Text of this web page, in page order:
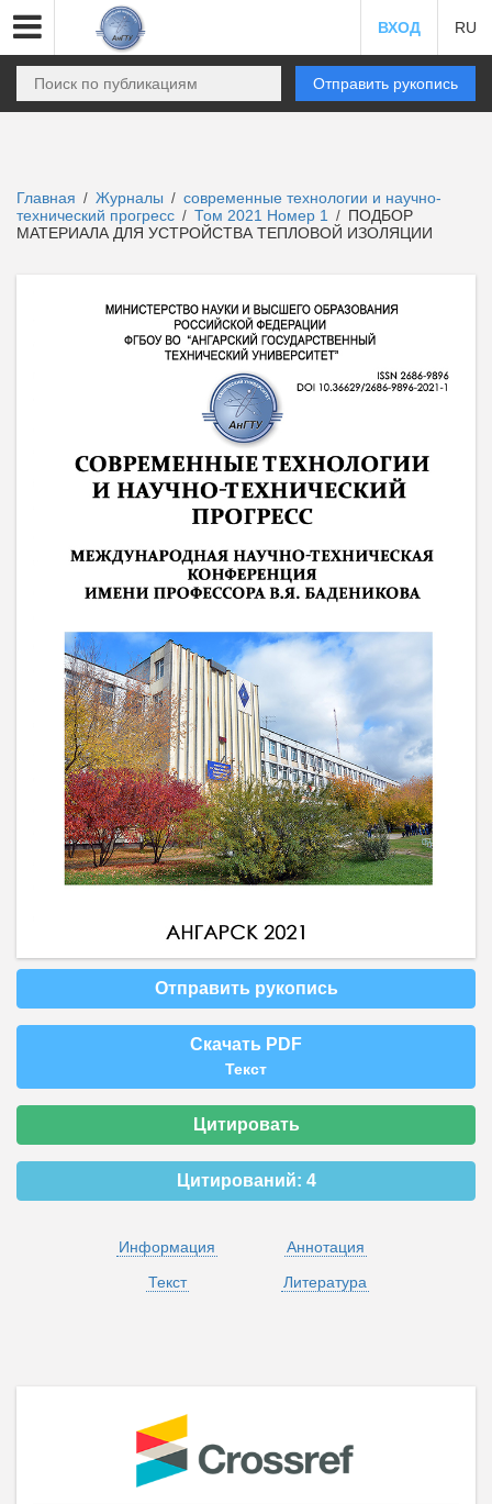
ВХОД RU
Отправить рукопись
Главная / Журналы / современные технологии и научно-
технический прогресс / Том 2021 Номер 1 / ПОДБОР
МАТЕРИАЛА ДЛЯ УСТРОЙСТВА ТЕПЛОВОЙ ИЗОЛЯЦИИ
Отправить рукопись
Скачать PDF
Текст
Цитировать
Цитирований: 4
Информация
Аннотация
Текст
Литература